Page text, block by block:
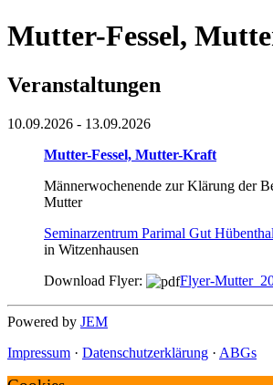
Mutter-Fessel,
Veranstaltungen
10.09.2026 - 13.09.2026
Mutter-Fessel, Mutter-Kraft
Männerwochenende zur Klärung der
Mutter
Seminarzentrum Parimal Gut
in Witzenhausen
Download Flyer:
Flyer-
Powered by JEM
Impressum · Datenschutzerklärung · ABGs